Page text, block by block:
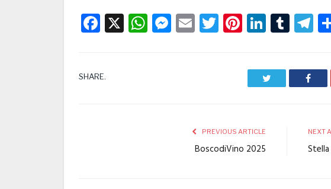
Facebook
X WhatsApp
Messenger
EmailTwitter
Pinterest
SHARE.
PREVIOUS ARTICLE
BoscodiVino 2025
NEXT